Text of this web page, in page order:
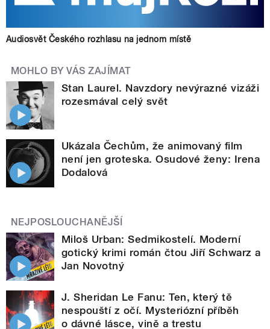
Audiosvět Českého rozhlasu na jednom místě
MOHLO BY VÁS ZAJÍMAT
Stan Laurel. Navzdory nevýrazné vizáži
rozesmával celý svět
Ukázala Čechům, že animovaný film
není jen groteska. Osudové ženy: Irena
Dodalová
NEJPOSLOUCHANĚJŠÍ
Miloš Urban: Sedmikostelí. Moderní
gotický krimi román čtou Jiří Schwarz a
Jan Novotný
J. Sheridan Le Fanu: Ten, který tě
nespouští z očí. Mysteriózní příběh
o dávné lásce, vině a trestu